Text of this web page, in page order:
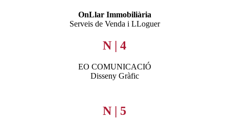
OnLlar Immobiliària
Serveis de Venda i LLoguer
N | 4
EO COMUNICACIÓ
Disseny Gràfic
N | 5